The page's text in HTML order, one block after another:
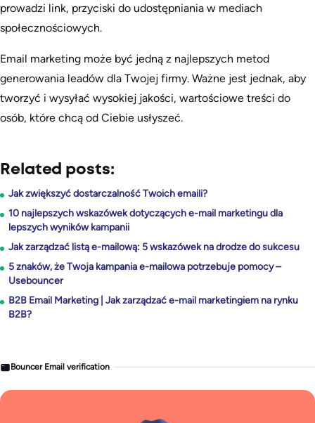
prowadzi link, przyciski do udostępniania w mediach
społecznościowych.
Email marketing może być jedną z najlepszych metod
generowania leadów dla Twojej firmy. Ważne jest jednak, aby
tworzyć i wysyłać wysokiej jakości, wartościowe treści do
osób, które chcą od Ciebie usłyszeć.
Related posts:
Jak zwiększyć dostarczalność Twoich emaili?
10 najlepszych wskazówek dotyczących e-mail marketingu dla
lepszych wyników kampanii
Jak zarządzać listą e-mailową: 5 wskazówek na drodze do sukcesu
5 znaków, że Twoja kampania e-mailowa potrzebuje pomocy –
Usebouncer
B2B Email Marketing | Jak zarządzać e-mail marketingiem na rynku
B2B?
Bouncer Email verification